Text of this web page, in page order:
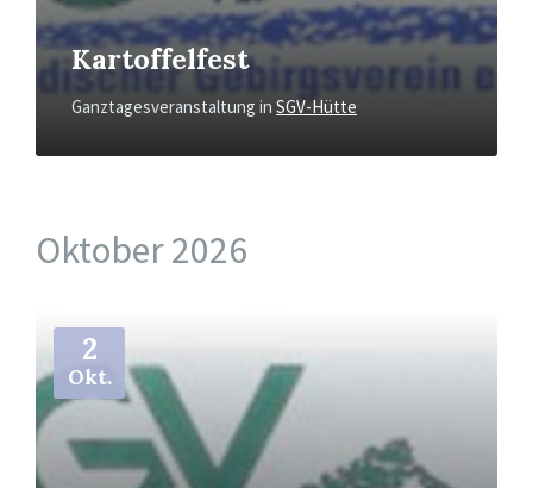
Kartoffelfest
Ganztagesveranstaltung in SGV-Hütte
Oktober 2026
2
Okt.